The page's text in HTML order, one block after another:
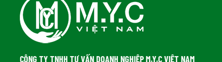
CÔNG TY TNHH TƯ VẤN DOANH NGHIỆP M.Y.C VIỆT NAM